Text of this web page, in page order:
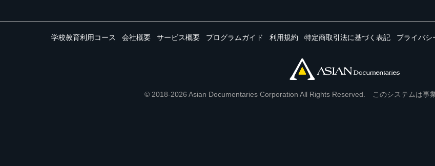
学校教育利用コース 会社概要 サービス概要 プログラムガイド 利用規約 特定商取引法に基づく表記 プライバシ
© 2018-2026 Asian Documentaries Corporation All Rights Reserved. このシステムは事